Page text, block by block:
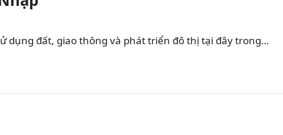
dụng đất, giao thông và phát triển đô thị tại đây trong…